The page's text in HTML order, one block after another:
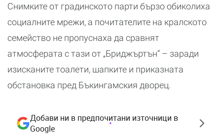
Снимките от градинското парти бързо обиколиха
социалните мрежи, а почитателите на кралското
семейство не пропуснаха да сравнят
атмосферата с тази от „Бриджъртън“ – заради
изисканите тоалети, шапките и приказната
обстановка пред Бъкингамския дворец.
Добави ни в предпочитани източници в
Google